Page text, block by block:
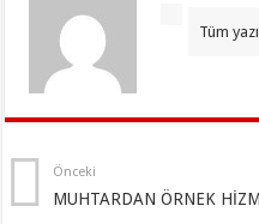
Tüm
Önceki
MUHTARDAN ÖRNEK